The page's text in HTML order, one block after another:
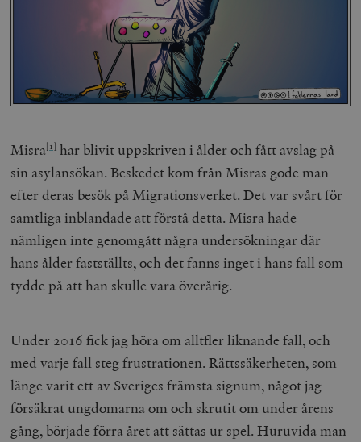
Misra [1] har blivit uppskriven i ålder och fått avslag på
sin asylansökan. Beskedet kom från Misras gode man
efter deras besök på Migrationsverket. Det var svårt för
samtliga inblandade att förstå detta. Misra hade
nämligen inte genomgått några undersökningar där
hans ålder fastställts, och det fanns inget i hans fall som
tydde på att han skulle vara överårig.
Under 2016 fick jag höra om alltfler liknande fall, och
med varje fall steg frustrationen. Rättssäkerheten, som
länge varit ett av Sveriges främsta signum, något jag
försäkrat ungdomarna om och skrutit om under årens
gång, började förra året att sättas ur spel. Huruvida man